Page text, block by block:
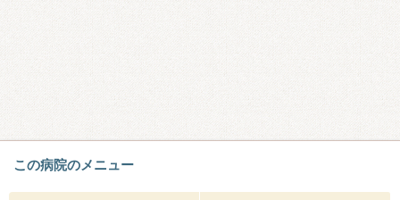
この病院のメニュー